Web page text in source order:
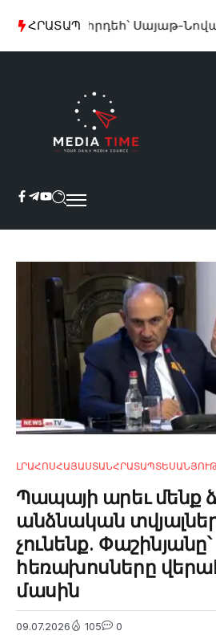
ՀՐԱՏԱՊ
Խոշոր հրդեհ՝ Սայաթ-Նովա 21
ԼՐԱՀՈՍՀԱՅԱՍՏԱՆՀՐԱՏԱՊ
Պապայի արեւ մենք
անձնական
չունենք. Փաշինյանը՝
հեռախոսները
մասին
09.07.2026 105 0